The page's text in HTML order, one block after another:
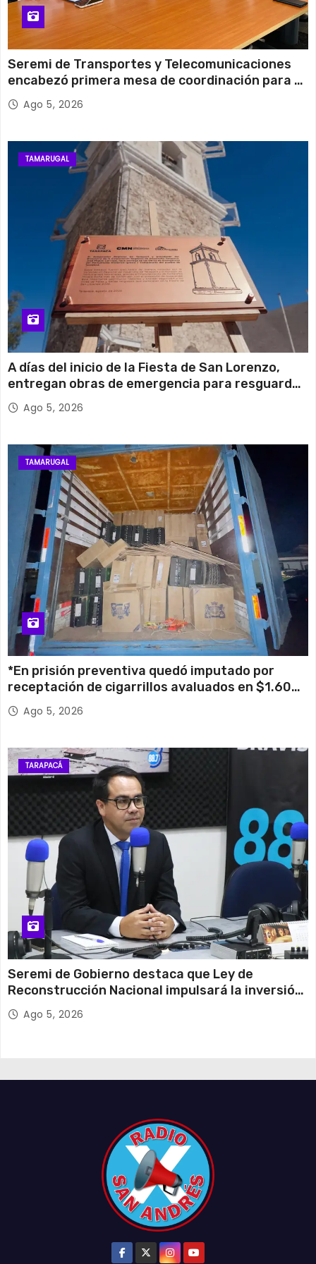
Seremi de Transportes y Telecomunicaciones
encabezó primera mesa de coordinación para el
retiro de cables en desuso en Iquique
Ago 5, 2026
TAMARUGAL
A días del inicio de la Fiesta de San Lorenzo,
entregan obras de emergencia para resguardar
su histórico campanario
Ago 5, 2026
TAMARUGAL
*En prisión preventiva quedó imputado por
receptación de cigarrillos avaluados en $1.600
millones*
Ago 5, 2026
TARAPACÁ
Seremi de Gobierno destaca que Ley de
Reconstrucción Nacional impulsará la inversión
y el empleo en Tarapacá
Ago 5, 2026